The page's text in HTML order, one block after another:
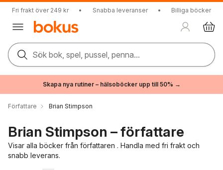
Fri frakt över 249 kr • Snabba leveranser • Billiga böcker
Sök bok, spel, pussel, penna...
Skapa nya rutiner – hälsoböcker upp till 50% →
Författare Brian Stimpson
Brian Stimpson – författare
Visar alla böcker från författaren . Handla med fri frakt och
snabb leverans.